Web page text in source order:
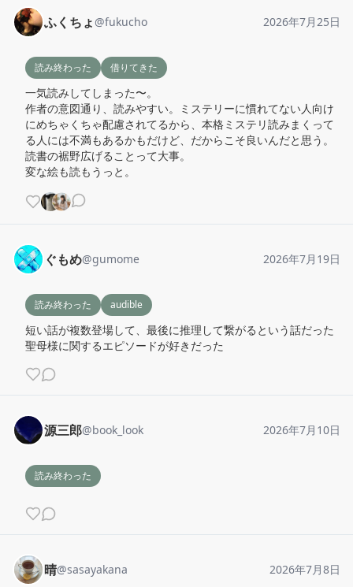
ふくちょ @fukucho 2026年7月25日
読み終わった 借りてきた
一気読みしてしまった〜。
作者の意図通り、読みやすい。ミステリーに慣れてない人向け
にめちゃくちゃ配慮されてるから、本格ミステリ読みまくって
る人には不満もあるかもだけど、だからこそ良いんだと思う。
読書の裾野広げることって大事。
変な絵も読もうっと。
ぐもめ@gumome 2026年7月19日
読み終わった audible
短い話が複数登場して、最後に推理して繋がるという話だった
聖母様に関するエピソードが好きだった
源三郎@book_look 2026年7月10日
読み終わった
晴@sasayakana 2026年7月8日